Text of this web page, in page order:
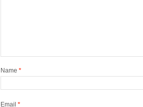
Name *
Email *